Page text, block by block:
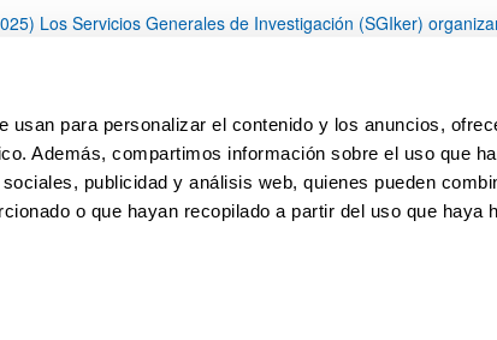
usan para personalizar el contenido y los anuncios,
Además, compartimos información sobre el uso que
publicidad y análisis web, quienes pueden
o que hayan recopilado a partir del uso que haya
Los Servicios Generales de Investigación (SGIker)
química de dos variedades de lúpulo silvestre
Página
1 Página
2 Página
3 ...
Páginas intermedias Use TAB
Página
79